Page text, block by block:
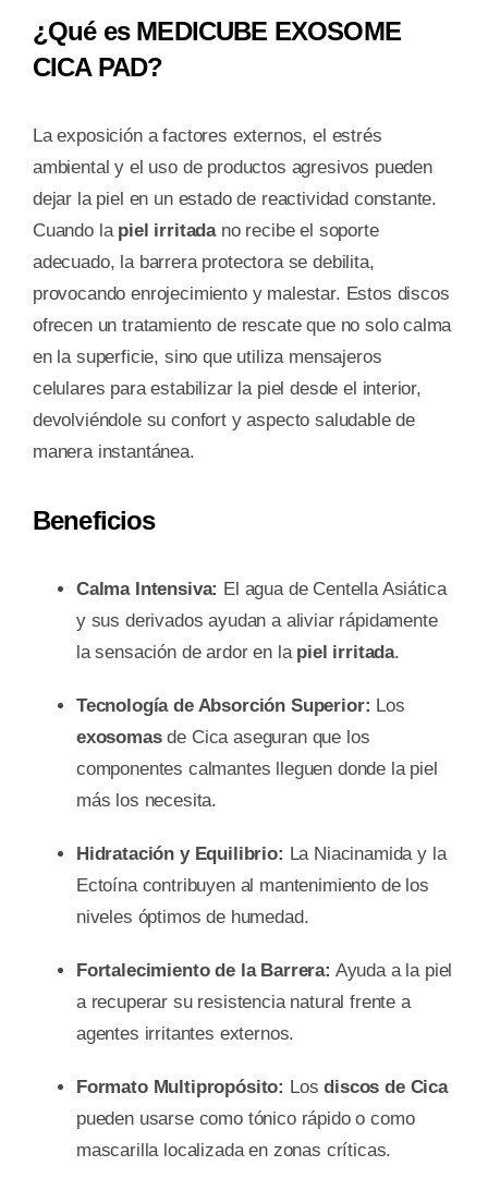
¿Qué es MEDICUBE EXOSOME
CICA PAD?
La exposición a factores externos, el estrés
ambiental y el uso de productos agresivos pueden
dejar la piel en un estado de reactividad constante.
Cuando la piel irritadano recibe el soporte
adecuado, la barrera protectora se debilita,
provocando enrojecimiento y malestar. Estos discos
ofrecen un tratamiento de rescate que no solo calma
en la superficie, sino que utiliza mensajeros
celulares para estabilizar la piel desde el interior,
devolviéndole su confort y aspecto saludable de
manera instantánea.
Beneficios
Calma Intensiva: El agua de Centella Asiática
y sus derivados ayudan a aliviar rápidamente
la sensación de ardor en la piel irritada.
Tecnología de Absorción Superior: Los
exosomasde Cica aseguran que los
componentes calmantes lleguen donde la piel
más los necesita.
Hidratación y Equilibrio: La Niacinamida y la
Ectoína contribuyen al mantenimiento de los
niveles óptimos de humedad.
Fortalecimiento de la Barrera: Ayuda a la piel
a recuperar su resistencia natural frente a
agentes irritantes externos.
Formato Multipropósito: Losdiscos de Cica
pueden usarse como tónico rápido o como
mascarilla localizada en zonas críticas.